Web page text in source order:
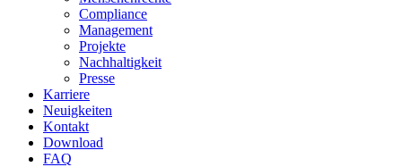
Compliance
Management
Projekte
Nachhaltigkeit
Presse
Karriere
Neuigkeiten
Kontakt
Download
FAQ